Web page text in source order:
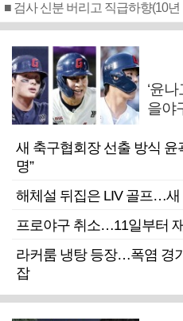
‘윤
을야
새 축구협회장 선출 방식
명”
해체설 뒤집은 LIV 골프…새
프로야구 취소…11일부터
라커룸 냉탕 등장…폭염 경
잡